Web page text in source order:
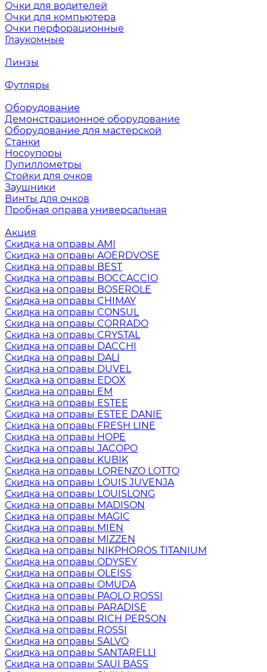
Очки для водителей
Очки для компьютера
Очки перфорационные
Глаукомные
Линзы
Футляры
Оборудование
Демонстрационное оборудование
Оборудование для мастерской
Станки
Носоупоры
Пупиллометры
Стойки для очков
Заушники
Винты для очков
Пробная оправа универсальная
Акция
Скидка на оправы AMI
Скидка на оправы AOERDVOSE
Скидка на оправы BEST
Скидка на оправы BOCCACCIO
Скидка на оправы BOSEROLE
Скидка на оправы CHIMAY
Скидка на оправы CONSUL
Скидка на оправы CORRADO
Скидка на оправы CRYSTAL
Скидка на оправы DACCHI
Скидка на оправы DALI
Скидка на оправы DUVEL
Скидка на оправы EDOX
Скидка на оправы EM
Скидка на оправы ESTEE
Скидка на оправы ESTEE DANIE
Скидка на оправы FRESH LINE
Скидка на оправы HOPE
Скидка на оправы JACOPO
Скидка на оправы KUBIK
Скидка на оправы LORENZO LOTTO
Скидка на оправы LOUIS JUVENJA
Скидка на оправы LOUISLONG
Скидка на оправы MADISON
Скидка на оправы MAGIC
Скидка на оправы MIEN
Скидка на оправы MIZZEN
Скидка на оправы NIKPHOROS TITANIUM
Скидка на оправы ODYSEY
Скидка на оправы OLEISS
Скидка на оправы OMUDA
Скидка на оправы PAOLO ROSSI
Скидка на оправы PARADISE
Скидка на оправы RICH PERSON
Скидка на оправы ROSSI
Скидка на оправы SALVO
Скидка на оправы SANTARELLI
Скидка на оправы SAUI BASS